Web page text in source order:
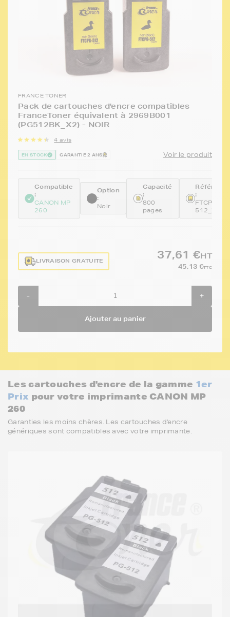
FRANCE TONER
Pack de cartouches d'encre compatibles
FranceToner équivalent à 2969B001
(PG512BK_X2) - NOIR
4 avis
EN STOCK GARANTIE 2 ANS Voir le produit
Compatible
:
CANON MP
260
Option
:
Noir
Capacité
:
800
pages
Référence
:
FTCPG-
512_X2
LIVRAISON GRATUITE
37,61 €HT
45,13 €TTC
- +
Ajouter au panier
Les cartouches d'encre de la gamme 1er
Prix pour votre imprimante CANON MP
260
Garanties les moins chères. Les cartouches d'encre
génériques sont compatibles avec votre imprimante.